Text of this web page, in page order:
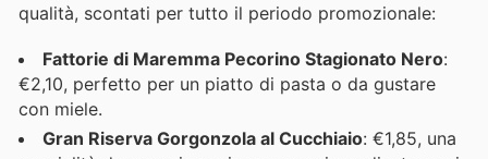
qualità, scontati per tutto il periodo promozionale:
Fattorie di Maremma Pecorino Stagionato Nero:
€2,10, perfetto per un piatto di pasta o da gustare
con miele.
Gran Riserva Gorgonzola al Cucchiaio: €1,85, una